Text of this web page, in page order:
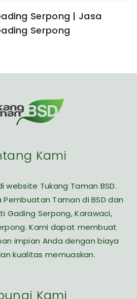
Serpong | Jasa
Serpong
Kami
Tukang Taman BSD.
Taman di BSD dan
Gading Serpong, Karawaci,
Kami dapat membuat
impian Anda dengan biaya
kualitas memuaskan.
Kami